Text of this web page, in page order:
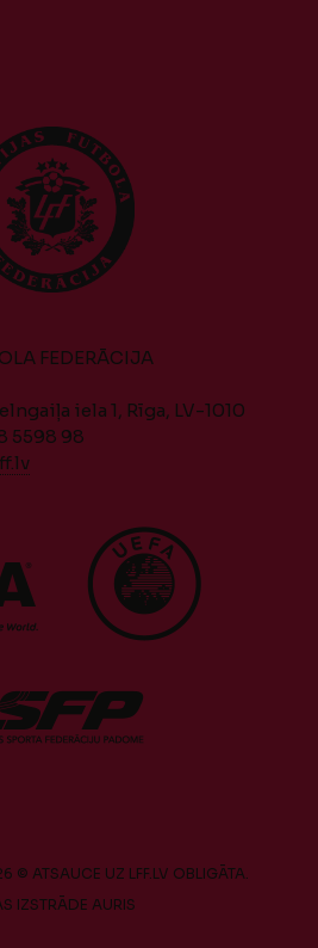
FEDERĀCIJA
iela 1, Rīga, LV-1010
5598 98
© ATSAUCE UZ LFF.LV OBLIGĀTA.
IZSTRĀDE AURIS